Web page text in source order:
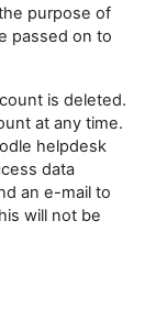
purpose of
passed on to
is deleted.
at any time.
helpdesk
data
an e-mail to
will not be